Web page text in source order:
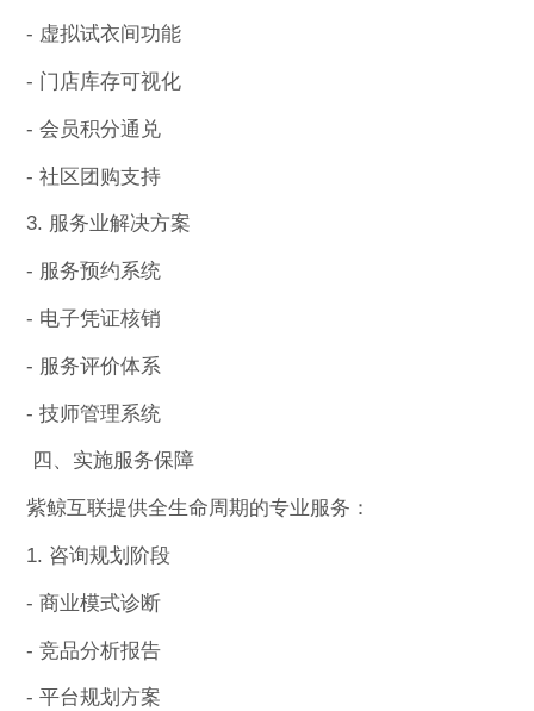
- 虚拟试衣间功能
- 门店库存可视化
- 会员积分通兑
- 社区团购支持
3. 服务业解决方案
- 服务预约系统
- 电子凭证核销
- 服务评价体系
- 技师管理系统
四、实施服务保障
紫鲸互联提供全生命周期的专业服务：
1. 咨询规划阶段
- 商业模式诊断
- 竞品分析报告
- 平台规划方案